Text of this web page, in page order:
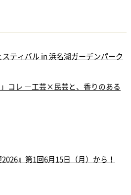
ティバル in 浜名湖ガーデンパーク
」コレ ―工芸×民芸と、香りのある
2026』第1回6月15日（月）から！